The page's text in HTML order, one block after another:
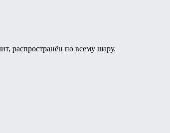
распространён по всему шару.